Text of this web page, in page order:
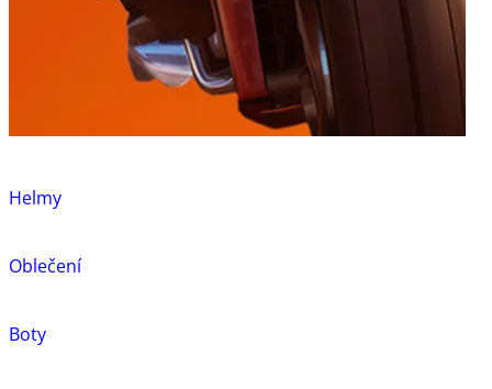
Helmy
Oblečení
Boty